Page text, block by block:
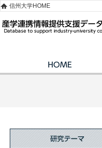
信州大学HOME